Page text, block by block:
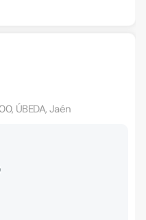
ÚBEDA, Jaén